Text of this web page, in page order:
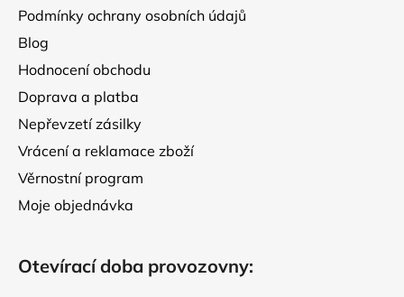
Podmínky ochrany osobních údajů
Blog
Hodnocení obchodu
Doprava a platba
Nepřevzetí zásilky
Vrácení a reklamace zboží
Věrnostní program
Moje objednávka
Otevírací doba provozovny: